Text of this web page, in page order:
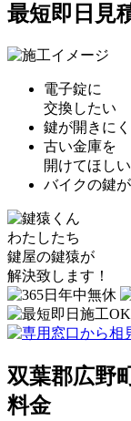
最短即日見
電子錠に
交換したい
鍵が開きに
古い金庫を
開けてほしい
バイクの鍵
わたしたち
鍵屋の鍵猿が
解決致します！
双葉郡広野
料金